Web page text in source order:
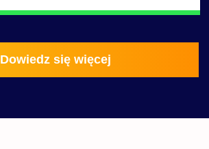
Dowiedz się więcej